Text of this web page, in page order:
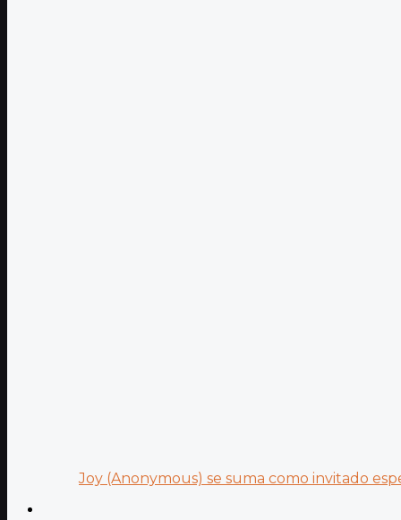
Joy (Anonymous) se suma como invitado